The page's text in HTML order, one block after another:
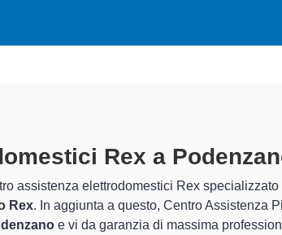
Rex A
Centro Assistenza Piacenza sono in grado di
riguarda la sistemazione e lariparazione del
degli apparecchi.